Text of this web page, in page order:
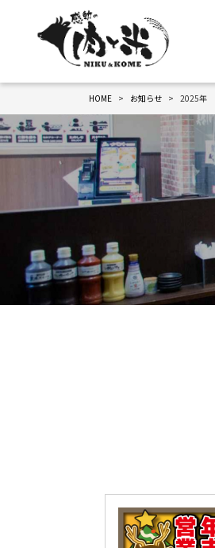
HOME お知らせ 2025年